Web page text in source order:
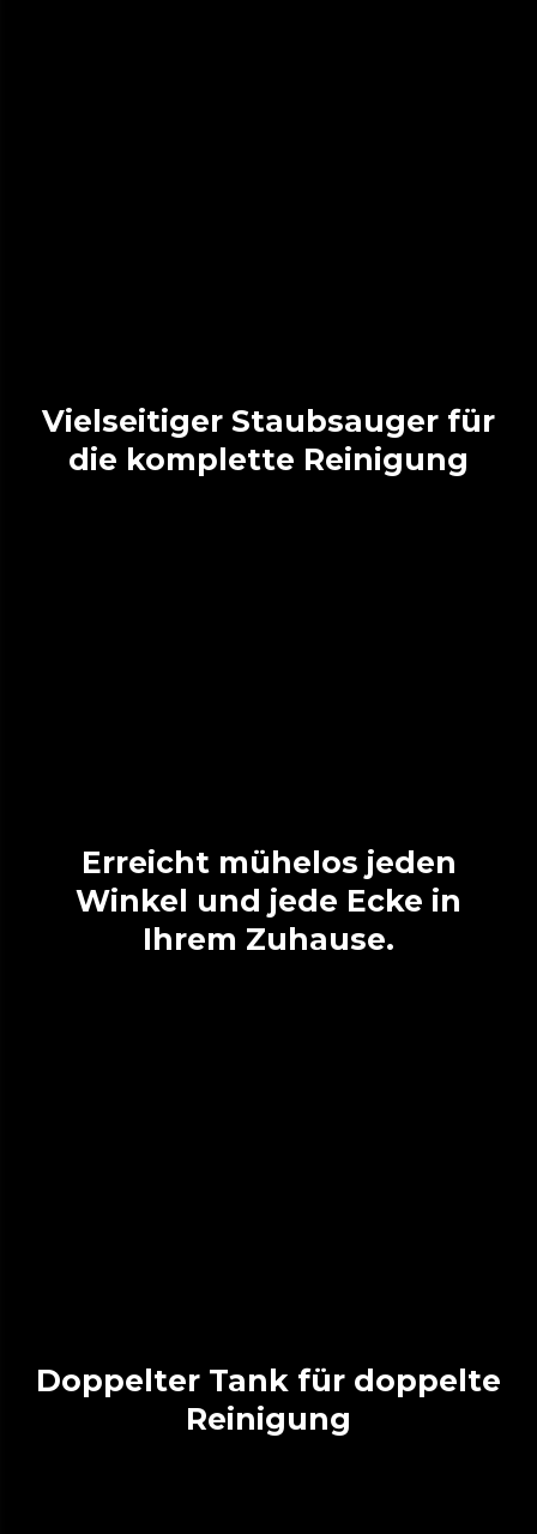
Vielseitiger Staubsauger für
die komplette Reinigung
Erreicht mühelos jeden
Winkel und jede Ecke in
Ihrem Zuhause.
Doppelter Tank für doppelte
Reinigung